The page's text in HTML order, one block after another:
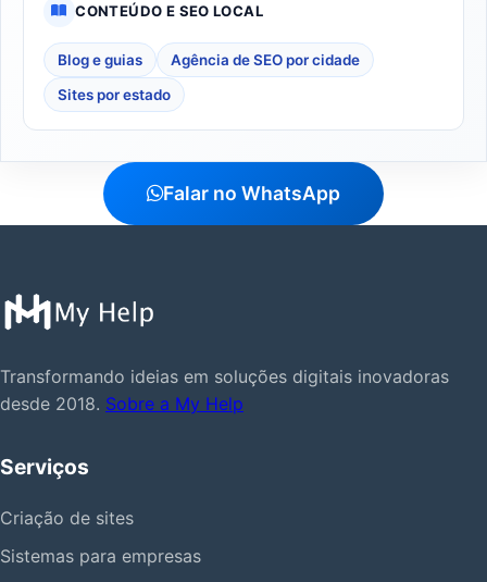
CONTEÚDO E SEO LOCAL
Blog e guias Agência de SEO por cidade
Sites por estado
Falar no WhatsApp
Transformando ideias em soluções digitais inovadoras
desde 2018. Sobre a My Help
Serviços
Criação de sites
Sistemas para empresas